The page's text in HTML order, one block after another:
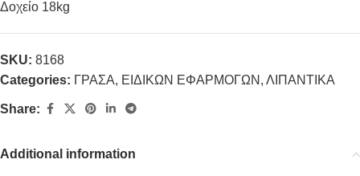
Δοχείο 18kg
SKU: 8168
Categories: ΓΡΑΣΑ, ΕΙΔΙΚΩΝ ΕΦΑΡΜΟΓΩΝ , ΛΙΠΑΝΤΙΚΑ
Share:
Additional information